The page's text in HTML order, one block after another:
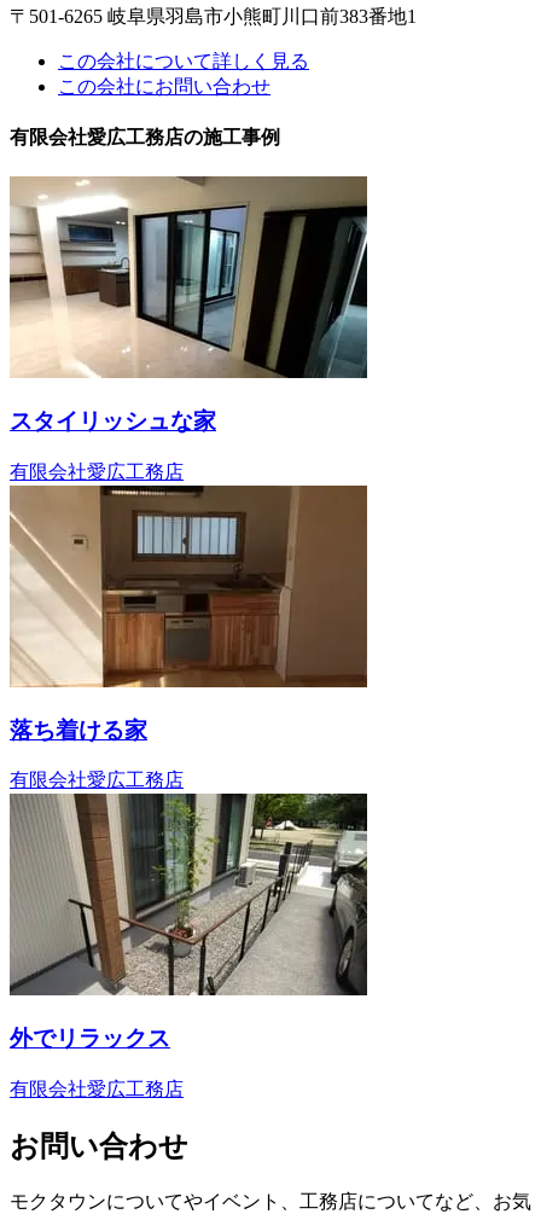
〒501-6265 岐阜県羽島市小熊町川口前383番地1
この会社について詳しく見る
この会社にお問い合わせ
有限会社愛広工務店の施工事例
スタイリッシュな家
有限会社愛広工務店
落ち着ける家
有限会社愛広工務店
外でリラックス
有限会社愛広工務店
お問い合わせ
モクタウンについてやイベント、工務店についてなど、お気